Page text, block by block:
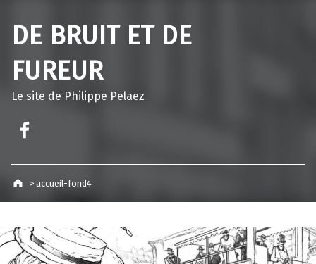
DE BRUIT ET DE
FUREUR
Le site de Philippe Pelaez
> accueil-fond4